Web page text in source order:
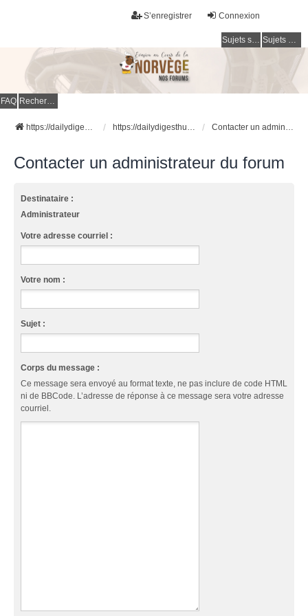
Connexion
S’enregistrer
Sujets sans réponse Sujets actifs
FAQ Rechercher
https://dailydigesthub.com https://dailydigesthub.com Contacter un administrateur du forum
Contacter un administrateur du forum
Destinataire :
Administrateur
Votre adresse courriel :
Votre nom :
Sujet :
Corps du message :
Ce message sera envoyé au format texte, ne pas inclure de code HTML
ni de BBCode. L’adresse de réponse à ce message sera votre adresse
courriel.